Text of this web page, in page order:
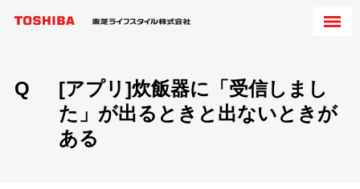
Q
[アプリ]炊飯器に「受信しまし
た」が出るときと出ないときが
ある